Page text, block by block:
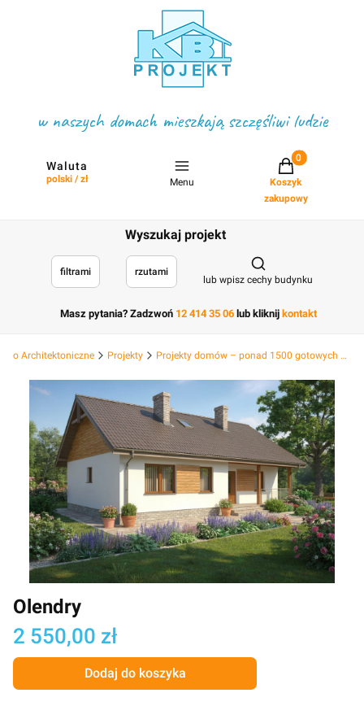
w naszych domach mieszkają szczęśliwi ludzie
Waluta
polski / zł Menu
Projekty w
Koszyk
zakupowy
Wyszukaj projekt
filtrami rzutami
Otwórz
lub wpisz cechy budynku
Masz pytania? Zadzwoń 12 414 35 06 lub kliknij kontakt
Architektoniczne Projekty Projekty domów – ponad 1500 gotowych projektów
Olendry
Cena
2 550,00 zł
Dodaj do koszyka